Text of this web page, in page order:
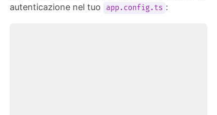
autenticazione nel tuo
app.config.ts :